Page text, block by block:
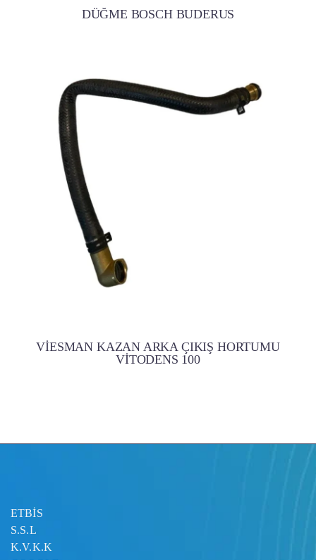
DÜĞME BOSCH BUDERUS
VİESMAN KAZAN ARKA ÇIKIŞ HORTUMU
VİTODENS 100
ETBİS
S.S.L
K.V.K.K